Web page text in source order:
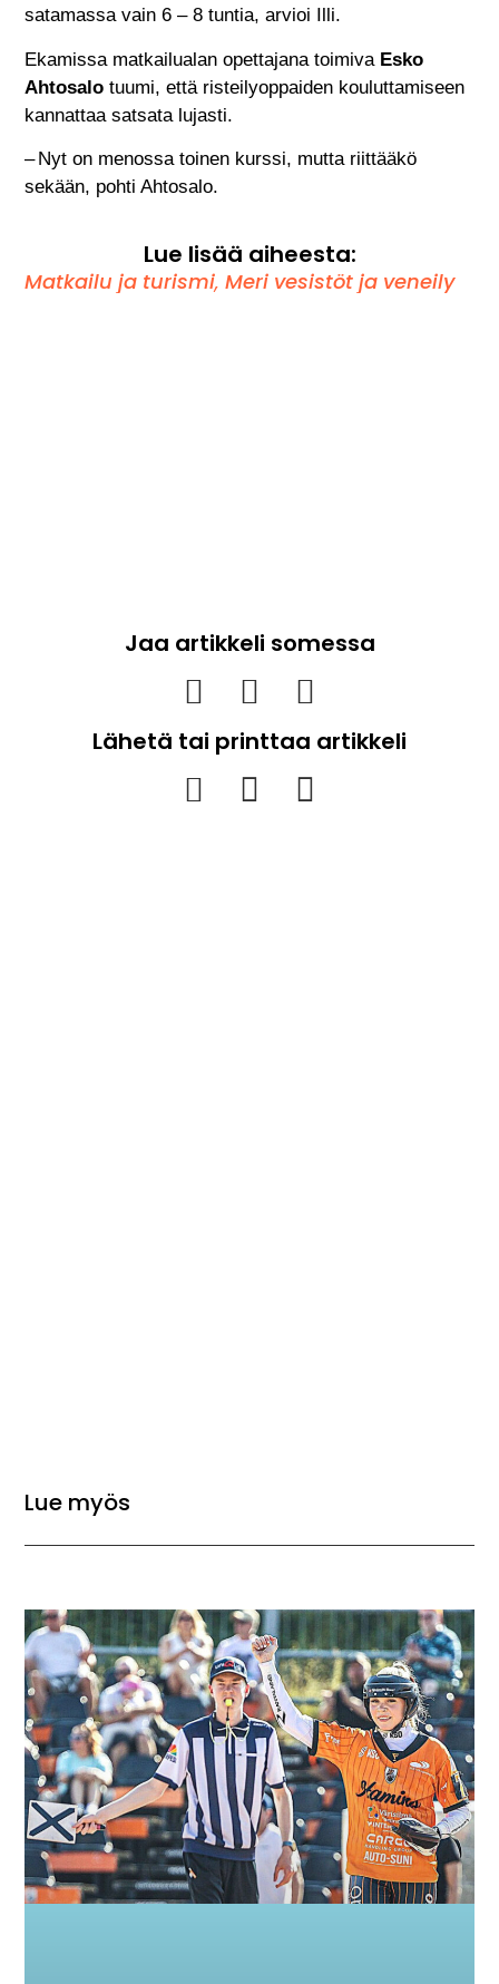
satamassa vain 6 – 8 tuntia, arvioi Illi.
Ekamissa matkailualan opettajana toimiva Esko
Ahtosalo tuumi, että risteilyoppaiden kouluttamiseen
kannattaa satsata lujasti.
– Nyt on menossa toinen kurssi, mutta riittääkö
sekään, pohti Ahtosalo.
Lue lisää aiheesta:
Matkailu ja turismi,Meri vesistöt ja veneily
Jaa artikkeli somessa
Lähetä tai printtaa artikkeli
Lue myös